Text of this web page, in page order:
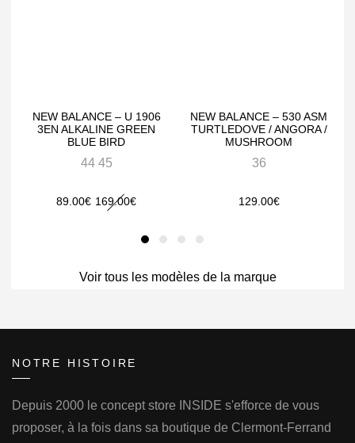
NEW BALANCE – U 1906
3EN ALKALINE GREEN
BLUE BIRD
44 45
169.00€
Le
89.00€ Le
NEW BALANCE – 530 ASM
TURTLEDOVE / ANGORA /
MUSHROOM
36
129.00€
Voir tous les modèles de la marque
NOTRE HISTOIRE
Depuis 2000 le concept store INSIDE s'efforce de vous
proposer, à la fois dans sa boutique de Clermont-Ferrand